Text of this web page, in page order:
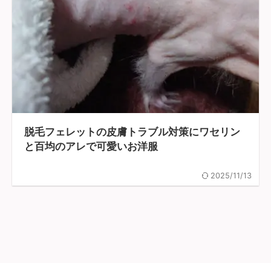
脱毛フェレットの皮膚トラブル対策にワセリン
と百均のアレで可愛いお洋服
2025/11/13